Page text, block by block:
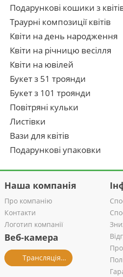
Подарункові кошики з
Траурні композиції квітів
Квіти на день народження
Квіти на річницю весілля
Квіти на ювілей
Букет з 51 троянди
Букет з 101 троянди
Повітряні кульки
Листівки
Вази для квітів
Подарункові упаковки
Наша компанія
Про компанію
Контакти
Логотип компанії
Веб-камера
Трансляція із салону